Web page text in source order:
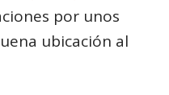
por unos
ubicación al